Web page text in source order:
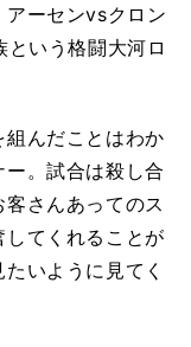
アーセンvsクロン
いう格闘大河ロ
組んだことはわか
。試合は殺し合
さんあってのス
てくれることが
いように見てく